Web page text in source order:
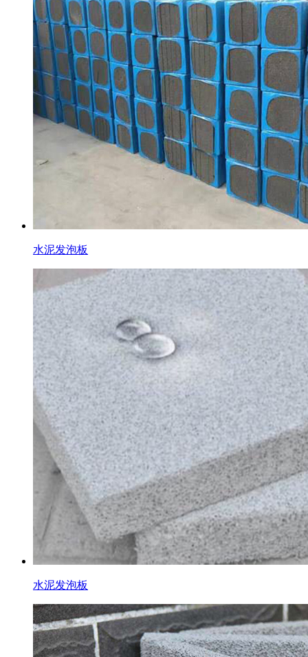
水泥发泡板
水泥发泡板